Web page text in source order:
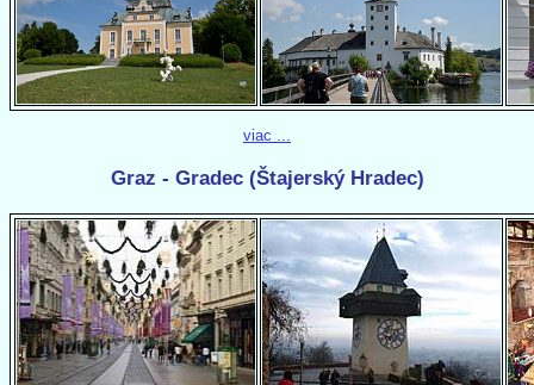
viac ...
Graz - Gradec (Štajerský Hradec)